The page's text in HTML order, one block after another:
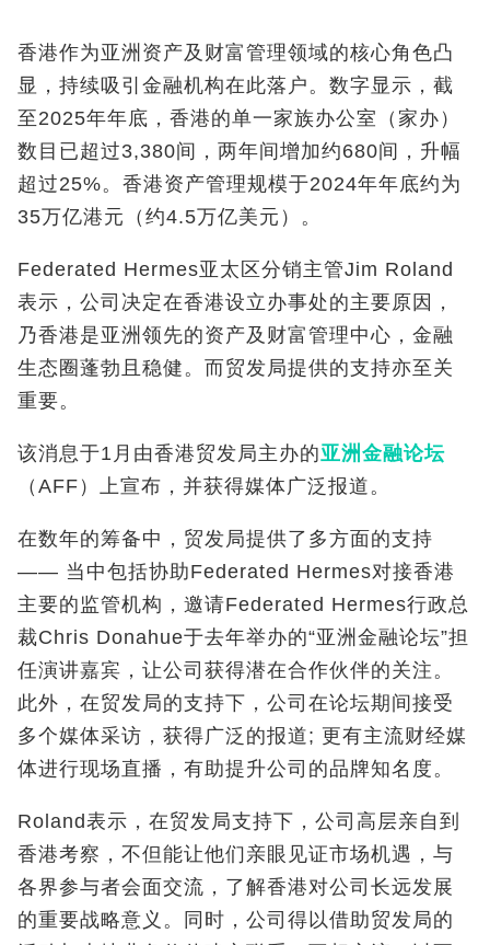
香港作为亚洲资产及财富管理领域的核心角色凸
显，持续吸引金融机构在此落户。数字显示，截
至2025年年底，香港的单一家族办公室（家办）
数目已超过3,380间，两年间增加约680间，升幅
超过25%。香港资产管理规模于2024年年底约为
35万亿港元（约4.5万亿美元）。
Federated Hermes亚太区分销主管Jim Roland
表示，公司决定在香港设立办事处的主要原因，
乃香港是亚洲领先的资产及财富管理中心，金融
生态圈蓬勃且稳健。而贸发局提供的支持亦至关
重要。
该消息于1月由香港贸发局主办的亚洲金融论坛
（AFF）上宣布，并获得媒体广泛报道。
在数年的筹备中，贸发局提供了多方面的支持
—— 当中包括协助Federated Hermes对接香港
主要的监管机构，邀请Federated Hermes行政总
裁Chris Donahue于去年举办的“亚洲金融论坛”担
任演讲嘉宾，让公司获得潜在合作伙伴的关注。
此外，在贸发局的支持下，公司在论坛期间接受
多个媒体采访，获得广泛的报道; 更有主流财经媒
体进行现场直播，有助提升公司的品牌知名度。
Roland表示，在贸发局支持下，公司高层亲自到
香港考察，不但能让他们亲眼见证市场机遇，与
各界参与者会面交流，了解香港对公司长远发展
的重要战略意义。同时，公司得以借助贸发局的